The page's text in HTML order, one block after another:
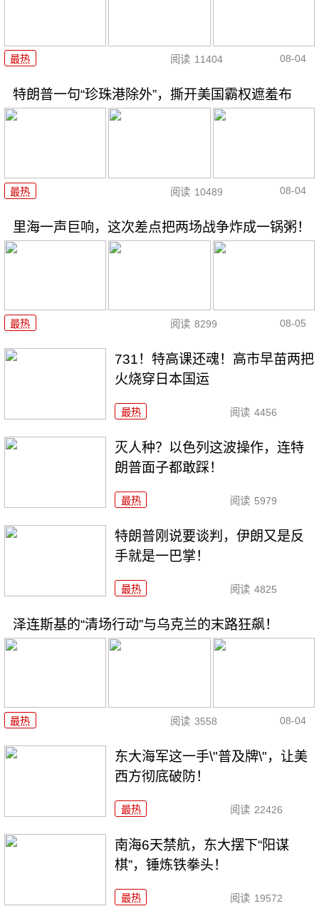
最热 阅读 11404 08-04
特朗普一句“珍珠港除外”，撕开美国霸权遮羞布
最热 阅读 10489 08-04
里海一声巨响，这次差点把两场战争炸成一锅粥！
最热 阅读 8299 08-05
731！特高课还魂！高市早苗两把
火烧穿日本国运
最热 阅读 4456
灭人种？以色列这波操作，连特
朗普面子都敢踩！
最热 阅读 5979
特朗普刚说要谈判，伊朗又是反
手就是一巴掌！
最热 阅读 4825
泽连斯基的“清场行动”与乌克兰的末路狂飙！
最热 阅读 3558 08-04
东大海军这一手\"普及牌\"，让美
西方彻底破防！
最热 阅读 22426
南海6天禁航，东大摆下“阳谋
棋”，锤炼铁拳头！
最热 阅读 19572